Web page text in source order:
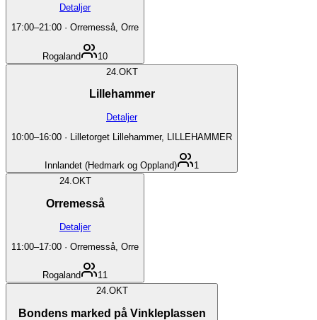
Detaljer
17:00–21:00 · Orremesså, Orre
Rogaland
10
24. OKT
Lillehammer
Detaljer
10:00–16:00 · Lilletorget Lillehammer, LILLEHAMMER
Innlandet (Hedmark og Oppland)
1
24.OKT
Orremesså
Detaljer
11:00–17:00 · Orremesså, Orre
Rogaland
11
24.OKT
Bondens marked på Vinkleplassen